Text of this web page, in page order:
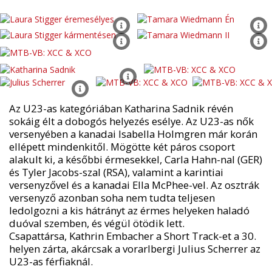
Az U23-as kategóriában Katharina Sadnik révén
sokáig élt a dobogós helyezés esélye. Az U23-as nők
versenyében a kanadai Isabella Holmgren már korán
ellépett mindenkitől. Mögötte két páros csoport
alakult ki, a későbbi érmesekkel, Carla Hahn-nal (GER)
és Tyler Jacobs-szal (RSA), valamint a karintiai
versenyzővel és a kanadai Ella McPhee-vel. Az osztrák
versenyző azonban soha nem tudta teljesen
ledolgozni a kis hátrányt az érmes helyeken haladó
duóval szemben, és végül ötödik lett.
Csapattársa, Kathrin Embacher a Short Track-et a 30.
helyen zárta, akárcsak a vorarlbergi Julius Scherrer az
U23-as férfiaknál.